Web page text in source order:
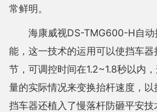
常鲜明。
海康威视DS-TMG600-H自动
能，这一技术的运用可以使挡车
节，可调控时间在1.2~1.8秒以内
量的实际情况来变换抬杆速度，
挡车器还植入了慢落杆防砸平安